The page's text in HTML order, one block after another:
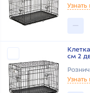
см 2